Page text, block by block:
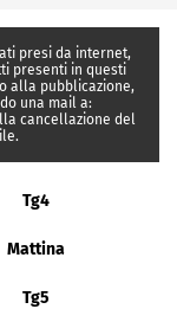
presi da internet,
presenti in questi
alla pubblicazione,
una mail a:
cancellazione del
Tg4
Mattina
Tg5